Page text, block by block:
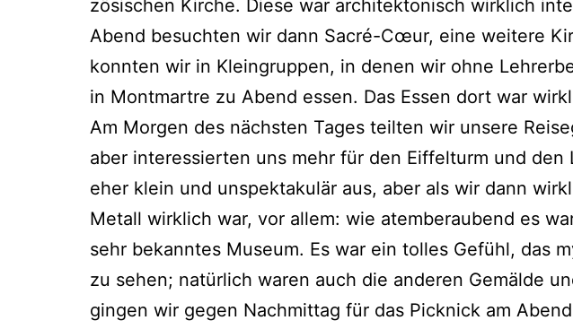
zö­si­schen Kir­che. Die­se war archi­tek­to­nisch wirk­lich
Abend besuch­ten wir dann Sacré-Cœur, eine wei­te­re
konn­ten wir in Klein­grup­pen, in denen wir ohne
in Mont­mart­re zu Abend essen. Das Essen dort war
Am Mor­gen des nächs­ten Tages teil­ten wir unse­re
aber inter­es­sier­ten uns mehr für den Eif­fel­turm und
eher klein und unspek­ta­ku­lär aus, aber als wir dann
Metall wirk­lich war, vor allem: wie atem­be­rau­bend es
sehr bekann­tes Muse­um. Es war ein tol­les Gefühl, das
zu sehen; natür­lich waren auch die ande­ren Gemäl­de
gin­gen wir gegen Nach­mit­tag für das Pick­nick am